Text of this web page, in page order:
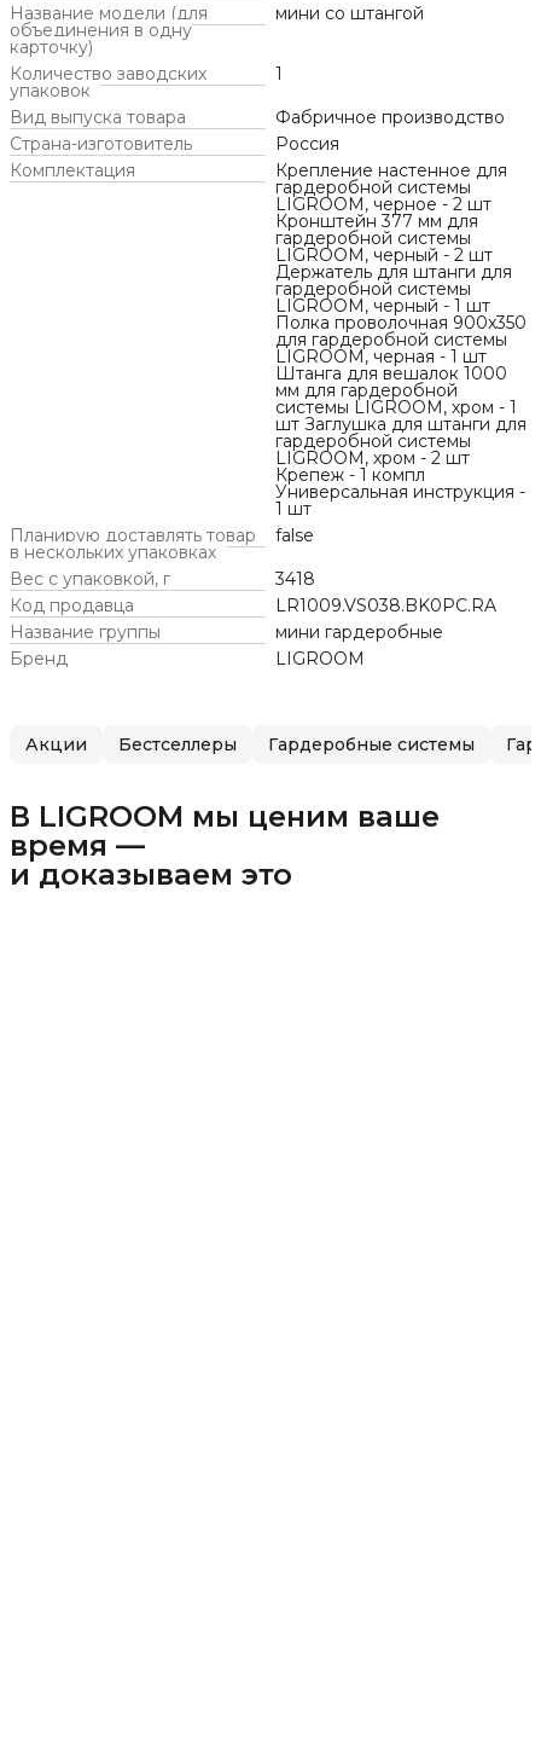
Название модели (для
объединения в одну
карточку)
мини со штангой
Количество заводских
упаковок
1
Вид выпуска товара
Фабричное производство
Страна-изготовитель
Россия
Комплектация
Крепление настенное для
гардеробной системы
LIGROOM, черное - 2 шт
Кронштейн 377 мм для
гардеробной системы
LIGROOM, черный - 2 шт
Держатель для штанги для
гардеробной системы
LIGROOM, черный - 1 шт
Полка проволочная 900x350
для гардеробной системы
LIGROOM, черная - 1 шт
Штанга для вешалок 1000
мм для гардеробной
системы LIGROOM, хром - 1
шт Заглушка для штанги для
гардеробной системы
LIGROOM, хром - 2 шт
Крепеж - 1 компл
Универсальная инструкция -
1 шт
Планирую доставлять товар
в нескольких упаковках
false
Вес с упаковкой, г
3418
Код продавца
LR1009.VS038.BK0PC.RA
Название группы
мини гардеробные
Бренд
LIGROOM
Акции Бестселлеры Гардеробные системы
В LIGROOM мы ценим ваше
время —
и доказываем это